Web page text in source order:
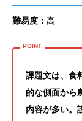
難易度： 高
課題文は、食
的な側面から
内容が多い。